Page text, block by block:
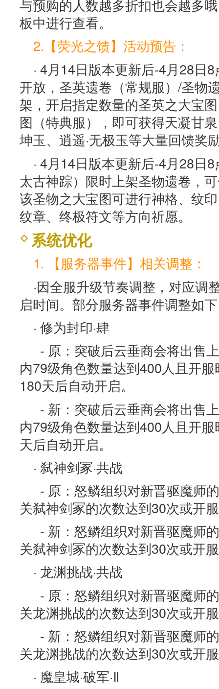
与预购的人数越多折扣也会越多
板中进行查看。
2.【荧光之馈】活动预告：
· 4月14日版本更新后-4月28日
开放，圣英遗卷（常规服）/圣物
架，开启指定数量的圣英之大宝
图（特典服），即可获得天凝甘
坤玉、逍遥·无极玉等大量回馈奖
· 4月14日版本更新后-4月28日
太古神踪）限时上架圣物遗卷，
该圣物之大宝图可进行神格、纹
纹章、终极符文等方向祈愿。
系统优化
1. 【服务器事件】相关调整：
·因全服升级节奏调整，对应调
启时间。部分服务器事件调整如
· 修为封印·肆
- 原：突破后云垂商会将出售
内79级角色数量达到400人且开
180天后自动开启。
- 新：突破后云垂商会将出售
内79级角色数量达到400人且开
天后自动开启。
· 弑神剑冢·共战
- 原：怒鳞组织对新晋驱魔师
关弑神剑冢的次数达到30次或开
- 新：怒鳞组织对新晋驱魔师
关弑神剑冢的次数达到30次或开
· 龙渊挑战·共战
- 原：怒鳞组织对新晋驱魔师
关龙渊挑战的次数达到30次或开
- 新：怒鳞组织对新晋驱魔师
关龙渊挑战的次数达到30次或开
· 魔皇城·破军·Ⅱ